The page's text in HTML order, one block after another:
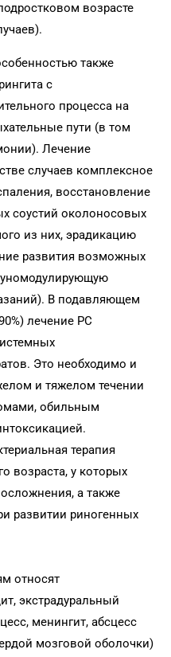
возрасте
также
с
процесса на
пути (в том
Лечение
случаев комплексное
восстановление
соустий околоносовых
из них, эрадикацию
развития возможных
В подавляющем
лечение РС
Это необходимо и
и тяжелом течении
обильным
терапия
возраста, у которых
а также
развитии риногенных
относят
экстрадуральный
менингит, абсцесс
мозговой оболочки)